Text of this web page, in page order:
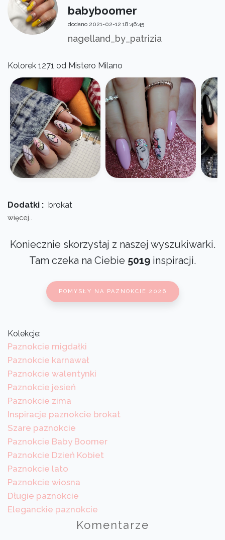
babyboomer
dodano 2021-02-12 18:46:45
nagelland_by_patrizia
Kolorek 1271 od Mistero Milano
Dodatki : brokat
więcej..
Koniecznie skorzystaj z naszej wyszukiwarki.
Tam czeka na Ciebie 5019 inspiracji.
POMYSŁY NA PAZNOKCIE 2026
Kolekcje:
Paznokcie migdałki
Paznokcie karnawał
Paznokcie walentynki
Paznokcie jesień
Paznokcie zima
Inspiracje paznokcie brokat
Szare paznokcie
Paznokcie Baby Boomer
Paznokcie Dzień Kobiet
Paznokcie lato
Paznokcie wiosna
Długie paznokcie
Eleganckie paznokcie
Komentarze